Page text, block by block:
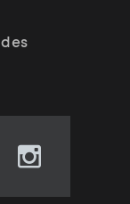
Visit